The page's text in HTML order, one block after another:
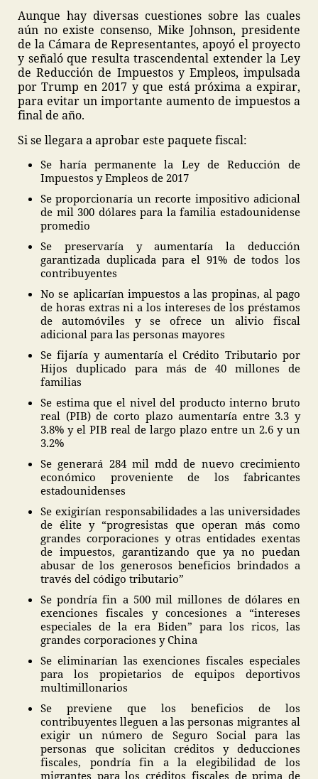
Aunque hay diversas cuestiones sobre las cuales
aún no existe consenso, Mike Johnson, presidente
de la Cámara de Representantes, apoyó el proyecto
y señaló que resulta trascendental extender la Ley
de Reducción de Impuestos y Empleos, impulsada
por Trump en 2017 y que está próxima a expirar,
para evitar un importante aumento de impuestos a
final de año.
Si se llegara a aprobar este paquete fiscal:
Se haría permanente la Ley de Reducción de
Impuestos y Empleos de 2017
Se proporcionaría un recorte impositivo adicional
de mil 300 dólares para la familia estadounidense
promedio
Se preservaría y aumentaría la deducción
garantizada duplicada para el 91% de todos los
contribuyentes
No se aplicarían impuestos a las propinas, al pago
de horas extras ni a los intereses de los préstamos
de automóviles y se ofrece un alivio fiscal
adicional para las personas mayores
Se fijaría y aumentaría el Crédito Tributario por
Hijos duplicado para más de 40 millones de
familias
Se estima que el nivel del producto interno bruto
real (PIB) de corto plazo aumentaría entre 3.3 y
3.8% y el PIB real de largo plazo entre un 2.6 y un
3.2%
Se generará 284 mil mdd de nuevo crecimiento
económico proveniente de los fabricantes
estadounidenses
Se exigirían responsabilidades a las universidades
de élite y “progresistas que operan más como
grandes corporaciones y otras entidades exentas
de impuestos, garantizando que ya no puedan
abusar de los generosos beneficios brindados a
través del código tributario”
Se pondría fin a 500 mil millones de dólares en
exenciones fiscales y concesiones a “intereses
especiales de la era Biden” para los ricos, las
grandes corporaciones y China
Se eliminarían las exenciones fiscales especiales
para los propietarios de equipos deportivos
multimillonarios
Se previene que los beneficios de los
contribuyentes lleguen a las personas migrantes al
exigir un número de Seguro Social para las
personas que solicitan créditos y deducciones
fiscales, pondría fin a la elegibilidad de los
migrantes para los créditos fiscales de prima de